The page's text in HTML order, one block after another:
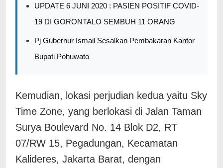
UPDATE 6 JUNI 2020 : PASIEN POSITIF COVID-
19 DI GORONTALO SEMBUH 11 ORANG
Pj Gubernur Ismail Sesalkan Pembakaran Kantor
Bupati Pohuwato
Kemudian, ​lokasi perjudian kedua yaitu Sky
Time Zone, yang berlokasi di Jalan Taman
Surya Boulevard No. 14 Blok D2, RT
07/RW 15, Pegadungan, Kecamatan
Kalideres, Jakarta Barat, dengan